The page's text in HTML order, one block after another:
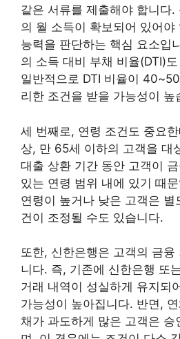
같은 서류를 제출해야 합니다
의 월 소득이 확보되어 있어
능력을 판단하는 핵심 요소입
의 소득 대비 부채 비율(DTI)
일반적으로 DTI 비율이
리한 조건을 받을 가능성이 높
세 번째로, 연령 조건도 중요
상, 만 65세 이하의 고객을 대
대출 상환 기간 동안 고객이
있는 연령 범위 내에 있기 때
연령이 높거나 낮은 고객은 별
건이 조정될 수도 있습니다.
또한, 신한은행은 고객의 금
니다. 즉, 기존에 신한은행 또
거래 내역이 성실하게 유지되
가능성이 높아집니다. 반면,
채가 과도하게 많은 고객은 승